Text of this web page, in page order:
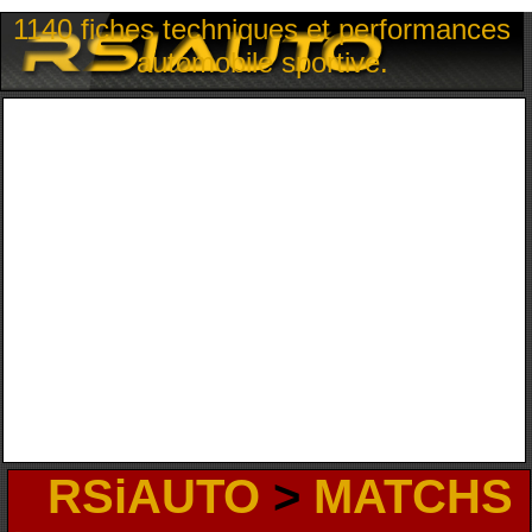
1140 fiches techniques et performances
automobile sportive.
RSiAUTO > MATCHS